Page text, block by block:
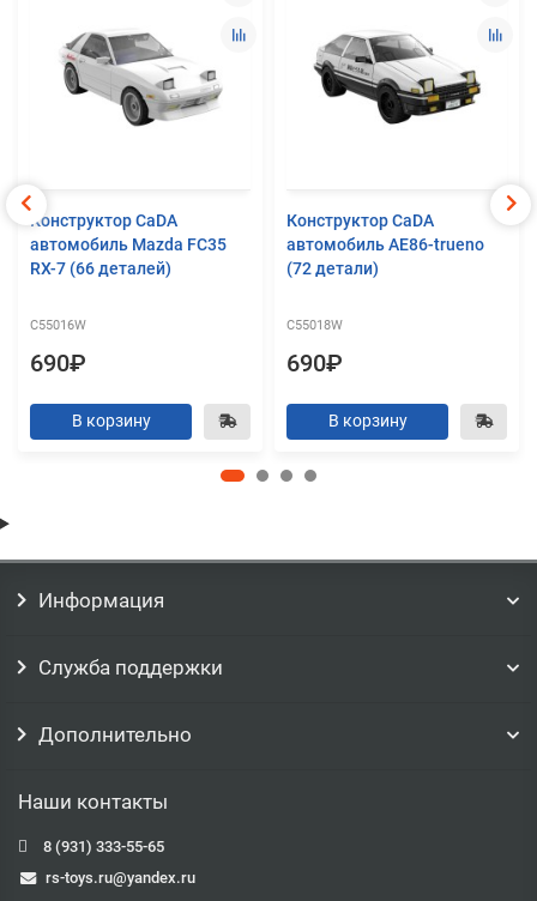
Конструктор CaDA
автомобиль Mazda FC35
RX-7 (66 деталей)
C55016W
690₽
В корзину
Конструктор CaDA
автомобиль AE86-trueno
(72 детали)
C55018W
690₽
В корзину
Информация
Служба поддержки
Дополнительно
Наши контакты
8 (931) 333-55-65
rs-toys.ru@yandex.ru